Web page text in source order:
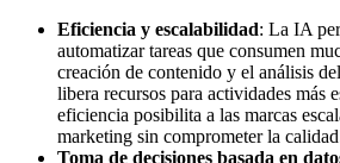
Eficiencia y escalabilidad: La IA
automatizar tareas que consumen
creación de contenido y el análisis
libera recursos para actividades más
eficiencia posibilita a las marcas
marketing sin comprometer la
Toma de decisiones basada en